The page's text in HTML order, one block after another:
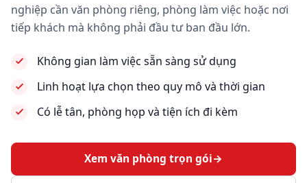
nghiệp cần văn phòng riêng, phòng làm việc hoặc nơi
tiếp khách mà không phải đầu tư ban đầu lớn.
Không gian làm việc sẵn sàng sử dụng
Linh hoạt lựa chọn theo quy mô và thời gian
Có lễ tân, phòng họp và tiện ích đi kèm
Xem văn phòng trọn gói→